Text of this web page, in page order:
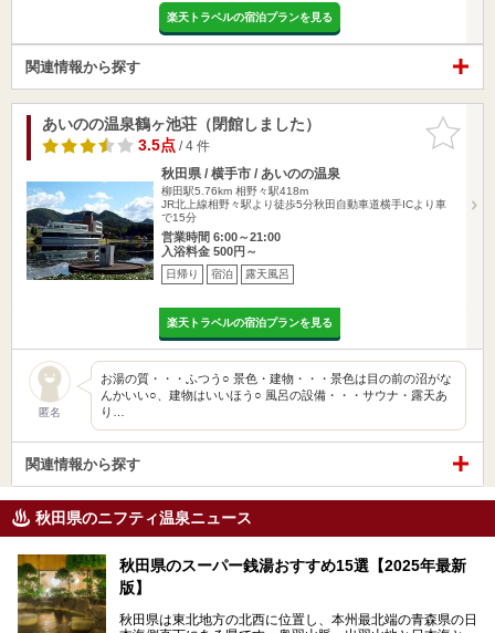
楽天トラベルの宿泊プランを見る
関連情報から探す
お気に入
りに追加
あいのの温泉鶴ヶ池荘（閉館しました）
3.5点/ 4 件
秋田県 / 横手市 / あいのの温泉
柳田駅5.76km 相野々駅418m
JR北上線相野々駅より徒歩5分秋田自動車道横手ICより車
で15分
営業時間 6:00～21:00
入浴料金 500円～
日帰り 宿泊 露天風呂
楽天トラベルの宿泊プランを見る
匿名
お湯の質・・・ふつう○ 景色・建物・・・景色は目の前の沼がな
んかいい○、建物はいいほう○ 風呂の設備・・・サウナ・露天あ
り…
関連情報から探す
秋田県のニフティ温泉ニュース
秋田県のスーパー銭湯おすすめ15選【2025年最新
版】
秋田県は東北地方の北西に位置し、本州最北端の青森県の日